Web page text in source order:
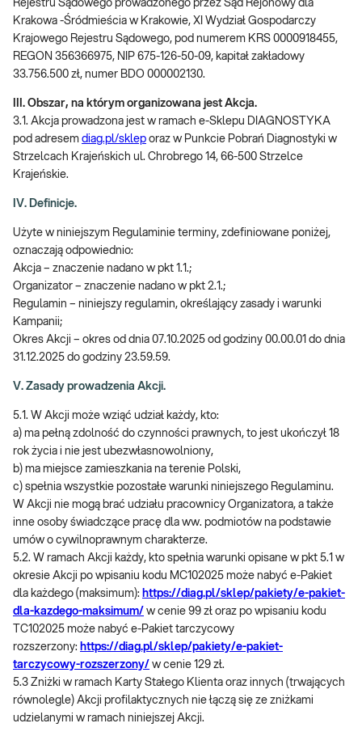
Rejestru Sądowego prowadzonego przez Sąd Rejonowy dla
Krakowa -Śródmieścia w Krakowie, XI Wydział Gospodarczy
Krajowego Rejestru Sądowego, pod numerem KRS 0000918455,
REGON 356366975, NIP 675-126-50-09, kapitał zakładowy
33.756.500 zł, numer BDO 000002130.
III. Obszar, na którym organizowana jest Akcja.
3.1. Akcja prowadzona jest w ramach e-Sklepu DIAGNOSTYKA
pod adresem diag.pl/sklep oraz w Punkcie Pobrań Diagnostyki w
Strzelcach Krajeńskich ul. Chrobrego 14, 66-500 Strzelce
Krajeńskie.
IV. Definicje.
Użyte w niniejszym Regulaminie terminy, zdefiniowane poniżej,
oznaczają odpowiednio:
Akcja – znaczenie nadano w pkt 1.1.;
Organizator – znaczenie nadano w pkt 2.1.;
Regulamin – niniejszy regulamin, określający zasady i warunki
Kampanii;
Okres Akcji – okres od dnia 07.10.2025 od godziny 00.00.01 do dnia
31.12.2025 do godziny 23.59.59.
V. Zasady prowadzenia Akcji.
5.1. W Akcji może wziąć udział każdy, kto:
a) ma pełną zdolność do czynności prawnych, to jest ukończył 18
rok życia i nie jest ubezwłasnowolniony,
b) ma miejsce zamieszkania na terenie Polski,
c) spełnia wszystkie pozostałe warunki niniejszego Regulaminu.
W Akcji nie mogą brać udziału pracownicy Organizatora, a także
inne osoby świadczące pracę dla ww. podmiotów na podstawie
umów o cywilnoprawnym charakterze.
5.2. W ramach Akcji każdy, kto spełnia warunki opisane w pkt 5.1 w
okresie Akcji po wpisaniu kodu MC102025 może nabyć e-Pakiet
dla każdego (maksimum): https://diag.pl/sklep/pakiety/e-pakiet-
dla-kazdego-maksimum/ w cenie 99 zł oraz po wpisaniu kodu
TC102025 może nabyć e-Pakiet tarczycowy
rozszerzony: https://diag.pl/sklep/pakiety/e-pakiet-
tarczycowy-rozszerzony/ w cenie 129 zł.
5.3 Zniżki w ramach Karty Stałego Klienta oraz innych (trwających
równolegle) Akcji profilaktycznych nie łączą się ze zniżkami
udzielanymi w ramach niniejszej Akcji.